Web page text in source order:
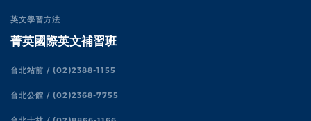
英文學習方法
菁英國際英文補習班
台北站前 / (02)2388-1155
台北公館 / (02)2368-7755